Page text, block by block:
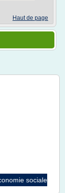
Haut de page
sociale